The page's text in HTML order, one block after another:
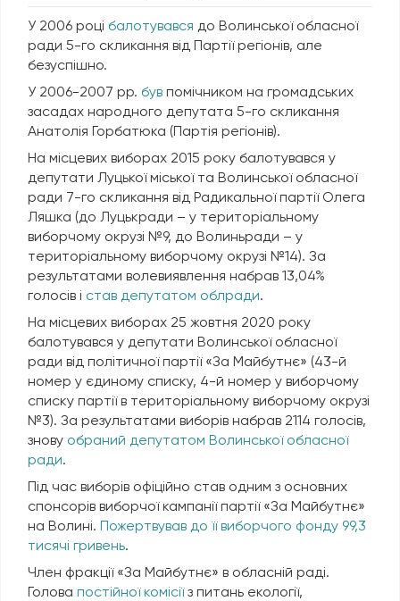
У 2006 році балотувався до Волинської обласної
ради 5-го скликання від Партії регіонів, але
безуспішно.
У 2006-2007 рр. був помічником на громадських
засадах народного депутата 5-го скликання
Анатолія Горбатюка (Партія регіонів).
На місцевих виборах 2015 року балотувався у
депутати Луцької міської та Волинської обласної
ради 7-го скликання від Радикальної партії Олега
Ляшка (до Луцькради – у територіальному
виборчому окрузі №9, до Волиньради – у
територіальному виборчому окрузі №14). За
результатами волевиявлення набрав 13,04%
голосів і став депутатом облради.
На місцевих виборах 25 жовтня 2020 року
балотувався у депутати Волинської обласної
ради від політичної партії «За Майбутнє» (43-й
номер у єдиному списку, 4-й номер у виборчому
списку партії в територіальному виборчому окрузі
№3). За результатами виборів набрав 2114 голосів,
знову обраний депутатом Волинської обласної
ради.
Під час виборів офіційно став одним з основних
спонсорів виборчої кампанії партії «За Майбутнє»
на Волині. Пожертвував до її виборчого фонду 99,3
тисячі гривень.
Член фракції «За Майбутнє» в обласній раді.
Голова постійної комісіїз питань екології,